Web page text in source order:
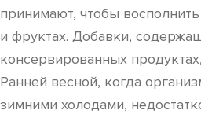
принимают, чтобы
и фруктах. Добавки,
консервированных
Ранней весной, когда
зимними холодами,